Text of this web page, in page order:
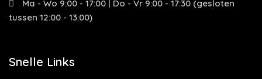
Ma - Wo 9:00 - 17:00 | Do - Vr 9:00 - 17:30 (gesloten
tussen 12:00 - 13:00)
Snelle Links